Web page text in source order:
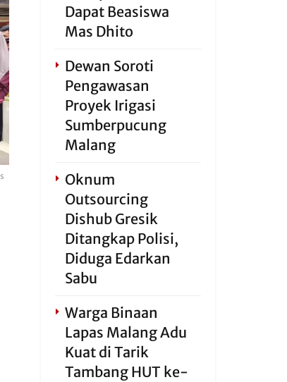
Dapat Beasiswa
Mas Dhito
Dewan Soroti
Pengawasan
Proyek Irigasi
Sumberpucung
Malang
Oknum
Outsourcing
Dishub Gresik
Ditangkap Polisi,
Diduga Edarkan
Sabu
Warga Binaan
Lapas Malang Adu
Kuat di Tarik
Tambang HUT ke-